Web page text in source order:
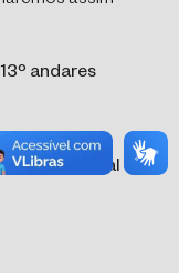
andares
Vidal